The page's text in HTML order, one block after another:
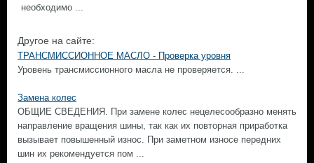
необходимо ...
Другое на сайте:
ТРАНСМИССИОННОЕ МАСЛО - Проверка уровня
Уровень трансмиссионного масла не проверяется. ...
Замена колес
ОБЩИЕ СВЕДЕНИЯ. При замене колес нецелесообразно менять
направление вращения шины, так как их повторная приработка
вызывает повышенный износ. При заметном износе передних
шин их рекомендуется пом ...